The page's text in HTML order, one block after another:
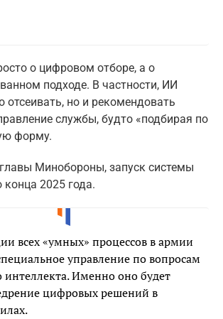
о цифровом отборе, а о
подходе. В частности, ИИ
отсеивать, но и рекомендовать
службы, будто «подбирая по
форму.
Минобороны, запуск системы
конца 2025 года.
всех «умных» процессов в армии
управление по вопросам
интеллекта. Именно оно будет
цифровых решений в